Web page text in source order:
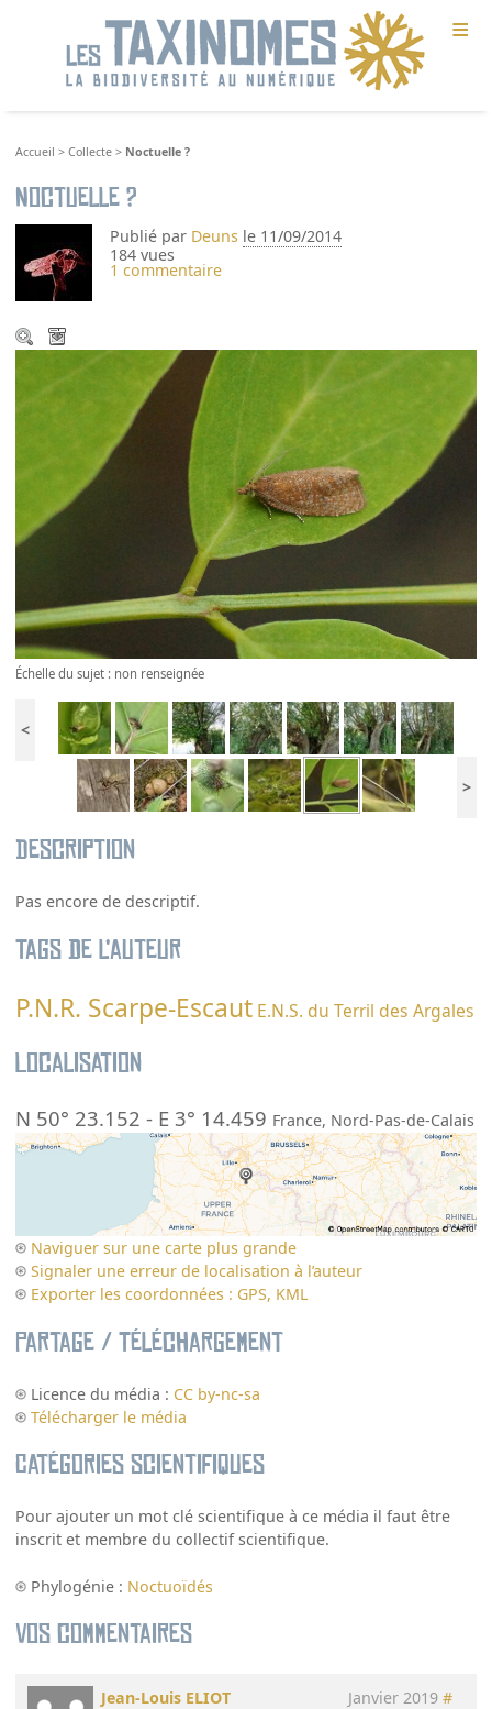
≡
Accueil >Collecte > Noctuelle ?
Noctuelle ?
Publié par Deuns le 11/09/2014
184 vues
1 commentaire
Échelle du sujet : non renseignée
<
>
Description
Pas encore de descriptif.
Tags de l’auteur
P.N.R. Scarpe-Escaut E.N.S. du Terril des Argales
Localisation
N 50° 23.152 - E 3° 14.459 France, Nord-Pas-de-Calais
Naviguer sur une carte plus grande
Signaler une erreur de localisation à l’auteur
Exporter les coordonnées : GPS, KML
Partage / Téléchargement
Licence du média : CC by-nc-sa
Télécharger le média
Catégories scientifiques
Pour ajouter un mot clé scientifique à ce média il faut être
inscrit et membre du collectif scientifique.
Phylogénie : Noctuoïdés
Vos commentaires
Jean-Louis ELIOT Janvier 2019 #